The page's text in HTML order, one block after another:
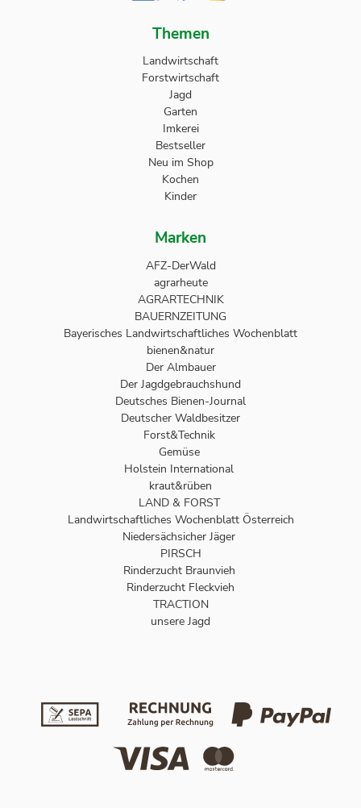
Themen
Landwirtschaft
Forstwirtschaft
Jagd
Garten
Imkerei
Bestseller
Neu im Shop
Kochen
Kinder
Marken
AFZ-DerWald
agrarheute
AGRARTECHNIK
BAUERNZEITUNG
Bayerisches Landwirtschaftliches Wochenblatt
bienen&natur
Der Almbauer
Der Jagdgebrauchshund
Deutsches Bienen-Journal
Deutscher Waldbesitzer
Forst&Technik
Gemüse
Holstein International
kraut&rüben
LAND & FORST
Landwirtschaftliches Wochenblatt Österreich
Niedersächsicher Jäger
PIRSCH
Rinderzucht Braunvieh
Rinderzucht Fleckvieh
TRACTION
unsere Jagd